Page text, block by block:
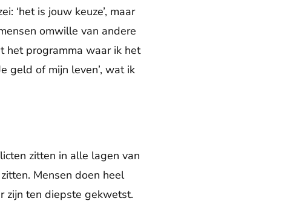
‘het is jouw keuze’, maar
omwille van andere
het programma waar ik het
geld of mijn leven’, wat ik
zitten in alle lagen van
Mensen doen heel
zijn ten diepste gekwetst.